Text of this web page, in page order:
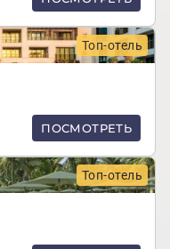
Топ-отель
ПОСМОТРЕТЬ
Топ-отель